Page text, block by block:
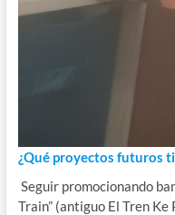
¿Qué proyectos futuros
Seguir promocionando
Train” (antiguo El Tren